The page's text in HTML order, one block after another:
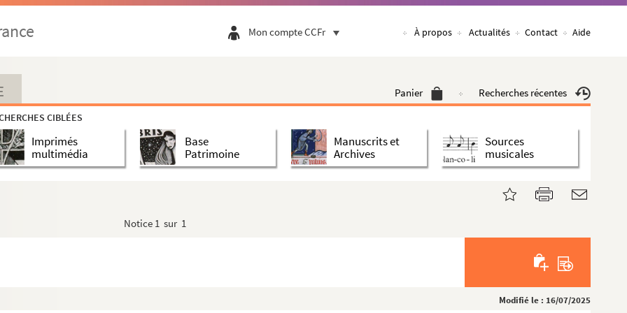
Mon compte CCFr À propos Actualités Contact Aide
Panier Recherches récentes
CIBLÉES
Imprimés
multimédia
Base
Patrimoine
Manuscrits et
Archives
Sources
musicales
Notice 1 sur 1
Modifié le : 16/07/2025